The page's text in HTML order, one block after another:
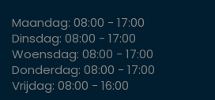
Maandag: 08:00 - 17:00
Dinsdag: 08:00 - 17:00
Woensdag: 08:00 - 17:00
Donderdag: 08:00 - 17:00
Vrijdag: 08:00 - 16:00